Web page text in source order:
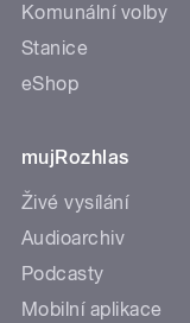
Komunální volby
Stanice
eShop
mujRozhlas
Živé vysílání
Audioarchiv
Podcasty
Mobilní aplikace